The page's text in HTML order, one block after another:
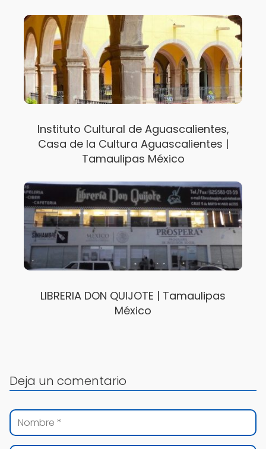
Instituto Cultural de Aguascalientes,
Casa de la Cultura Aguascalientes |
Tamaulipas México
LIBRERIA DON QUIJOTE | Tamaulipas
México
Deja un comentario